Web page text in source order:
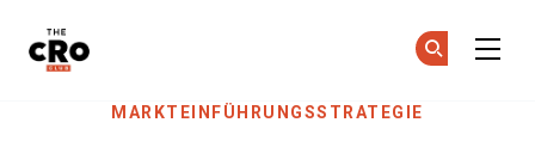
Skip to main contentMARKTEINFÜHRUNGSSTRATEGIE